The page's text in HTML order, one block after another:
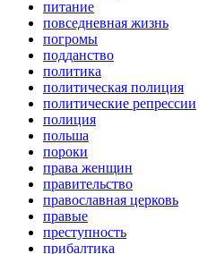
питание
повседневная жизнь
погромы
подданство
политика
политическая полиция
политические репрессии
полиция
польша
пороки
права женщин
правительство
православная церковь
правые
преступность
прибалтика